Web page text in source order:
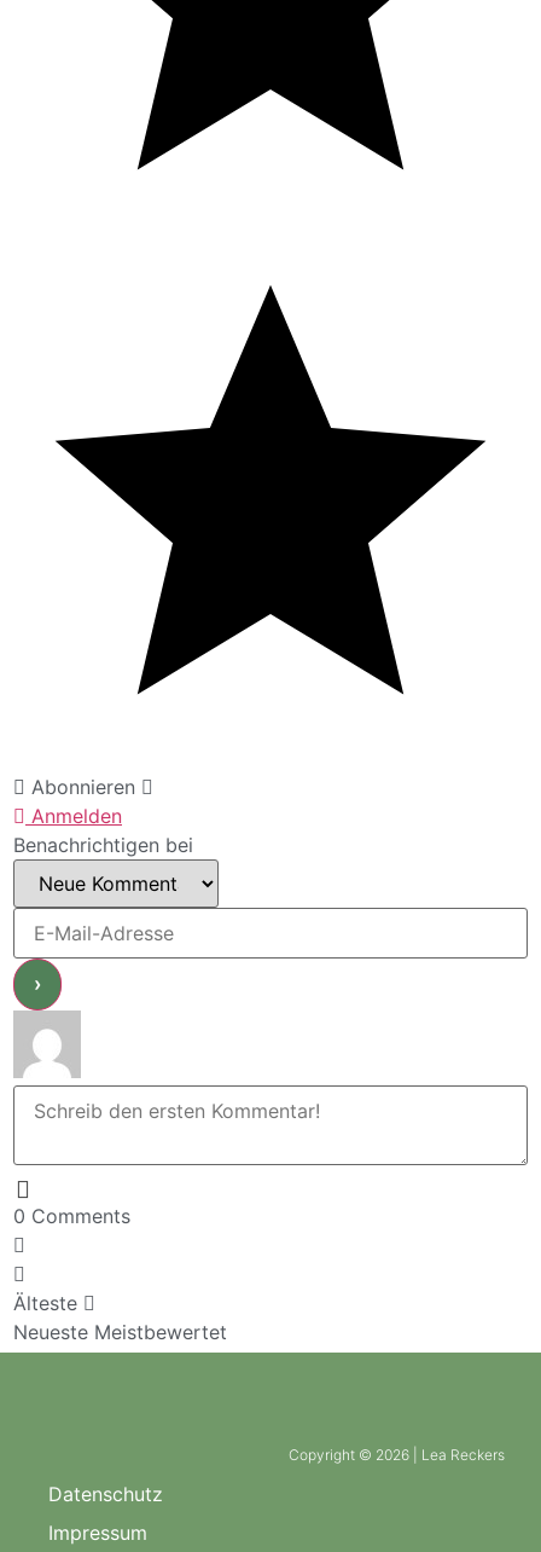
Abonnieren
Anmelden
Benachrichtigen bei
0 Comments
Älteste
Neueste Meistbewertet
Copyright © 2026 | Lea Reckers
Datenschutz
Impressum